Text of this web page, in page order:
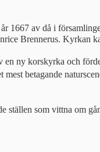
1667 av då i
Brennerus. Kyrkan
ny korskyrka och
betagande
som vittna om